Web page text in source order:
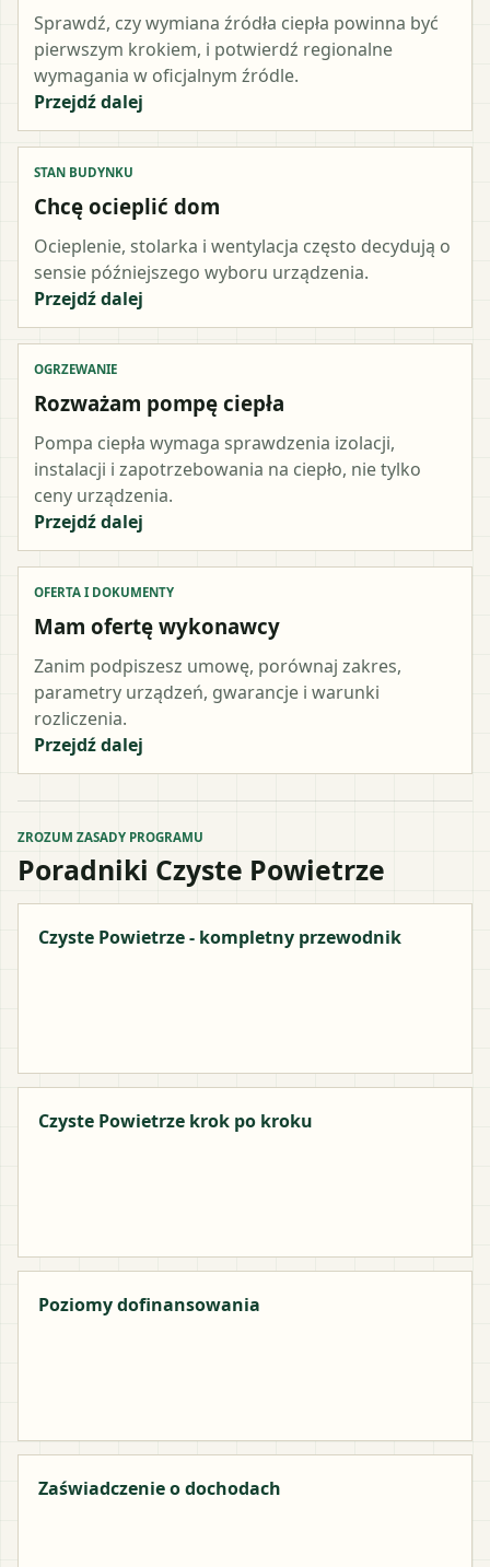
Sprawdź, czy wymiana źródła ciepła powinna być
pierwszym krokiem, i potwierdź regionalne
wymagania w oficjalnym źródle.
Przejdź dalej
STAN BUDYNKU
Chcę ocieplić dom
Ocieplenie, stolarka i wentylacja często decydują o
sensie późniejszego wyboru urządzenia.
Przejdź dalej
OGRZEWANIE
Rozważam pompę ciepła
Pompa ciepła wymaga sprawdzenia izolacji,
instalacji i zapotrzebowania na ciepło, nie tylko
ceny urządzenia.
Przejdź dalej
OFERTA I DOKUMENTY
Mam ofertę wykonawcy
Zanim podpiszesz umowę, porównaj zakres,
parametry urządzeń, gwarancje i warunki
rozliczenia.
Przejdź dalej
ZROZUM ZASADY PROGRAMU
Poradniki Czyste Powietrze
Czyste Powietrze - kompletny przewodnik
Czyste Powietrze krok po kroku
Poziomy dofinansowania
Zaświadczenie o dochodach